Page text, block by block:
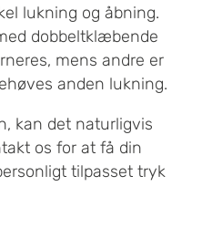
lukning og åbning.
dobbeltklæbende
mens andre er
anden lukning.
kan det naturligvis
os for at få din
tilpasset tryk